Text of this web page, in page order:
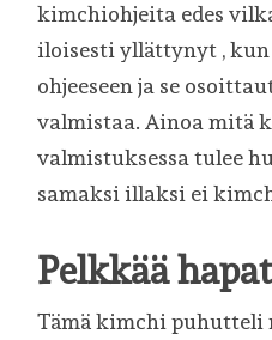
kimchiohjeita edes
iloisesti yllättynyt ,
ohjeeseen ja se
valmistaa. Ainoa mitä
valmistuksessa tulee
samaksi illaksi ei
Pelkkää
Tämä kimchi puhutteli